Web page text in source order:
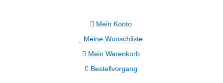
Mein Konto
Meine Wunschliste
Mein Warenkorb
Bestellvorgang